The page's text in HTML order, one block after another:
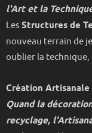
l'Art et la
Les Structures de
nouveau terrain de
oublier la technique,
Création Artisanale
Quand la
recyclage,